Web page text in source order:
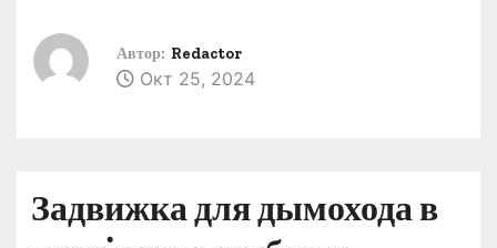
Автор: Redactor
Окт 25, 2024
Задвижка для дымохода в